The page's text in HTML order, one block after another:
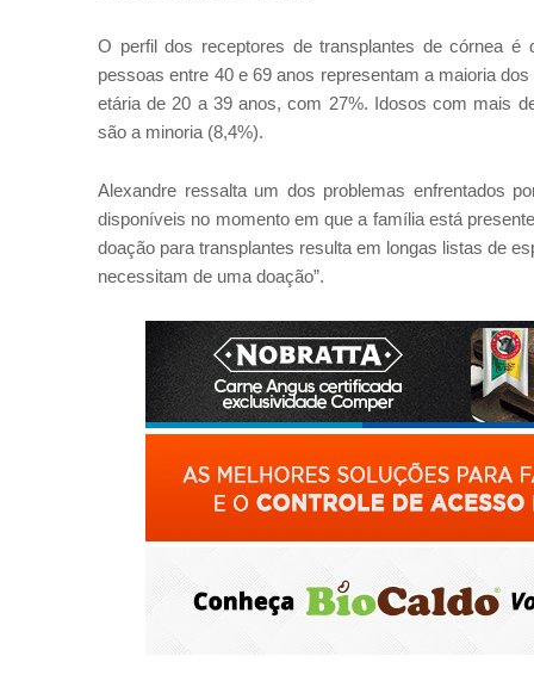
O perfil dos receptores de transplantes de córnea
pessoas entre 40 e 69 anos representam a maioria
etária de 20 a 39 anos, com 27%. Idosos com mais
são a minoria (8,4%).
Alexandre ressalta um dos problemas enfrentados
disponíveis no momento em que a família está
doação para transplantes resulta em longas listas de
necessitam de uma doação”.